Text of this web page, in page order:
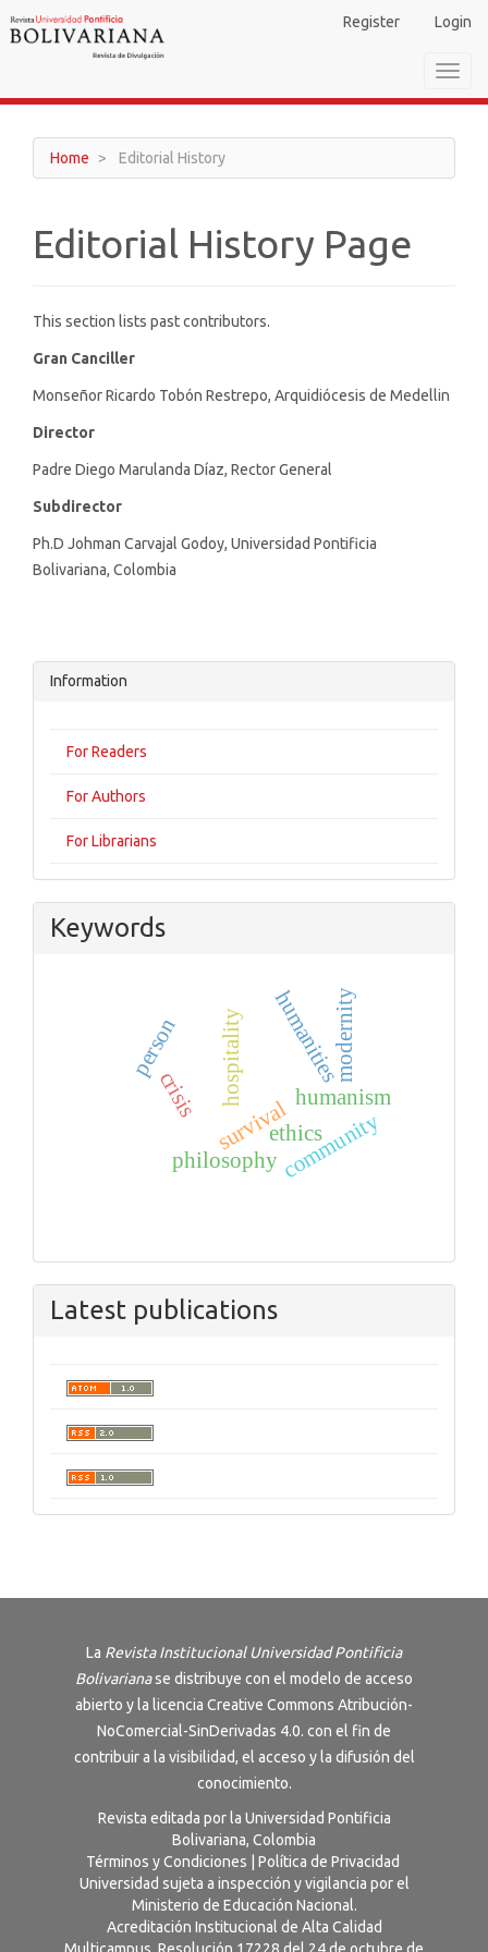
Navigation
Sidebar
Register Login
Home Editorial History
Editorial History Page
This section lists past contributors.
Gran Canciller
Monseñor Ricardo Tobón Restrepo, Arquidiócesis de Medellin
Director
Padre Diego Marulanda Díaz, Rector General
Subdirector
Ph.D Johman Carvajal Godoy, Universidad Pontificia
Bolivariana, Colombia
Information
For Readers
For Authors
For Librarians
Keywords
person
survivalethics
hospitality
community
crisis
humanities
humanism
modernity
philosophy
Latest publications
La Revista Institucional Universidad Pontificia
Bolivarianase distribuye con el modelo de acceso
abierto y la licencia Creative Commons Atribución-
NoComercial-SinDerivadas 4.0. con el fin de
contribuir a la visibilidad, el acceso y la difusión del
conocimiento.
Revista editada por la Universidad Pontificia
Bolivariana, Colombia
Términos y Condiciones
Política de Privacidad
Universidad sujeta a inspección y vigilancia por el
Ministerio de Educación Nacional.
Acreditación Institucional de Alta Calidad